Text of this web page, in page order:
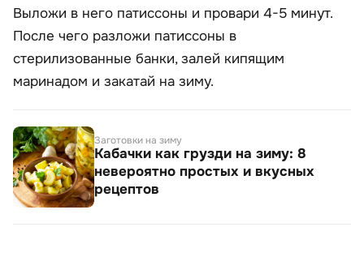
Выложи в него патиссоны и провари 4-5 минут.
После чего разложи патиссоны в
стерилизованные банки, залей кипящим
маринадом и закатай на зиму.
Заготовки на зиму
Кабачки как грузди на зиму: 8
невероятно простых и вкусных
рецептов